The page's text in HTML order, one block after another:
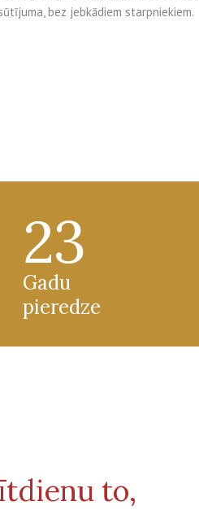
bez jebkādiem starpniekiem.
- MDF KRĀSOTS
23
Gadu
pieredze
to,